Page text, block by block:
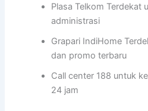
Plasa Telkom Terdekat
administrasi
Grapari IndiHome
dan promo terbaru
Call center 188 untuk
24 jam